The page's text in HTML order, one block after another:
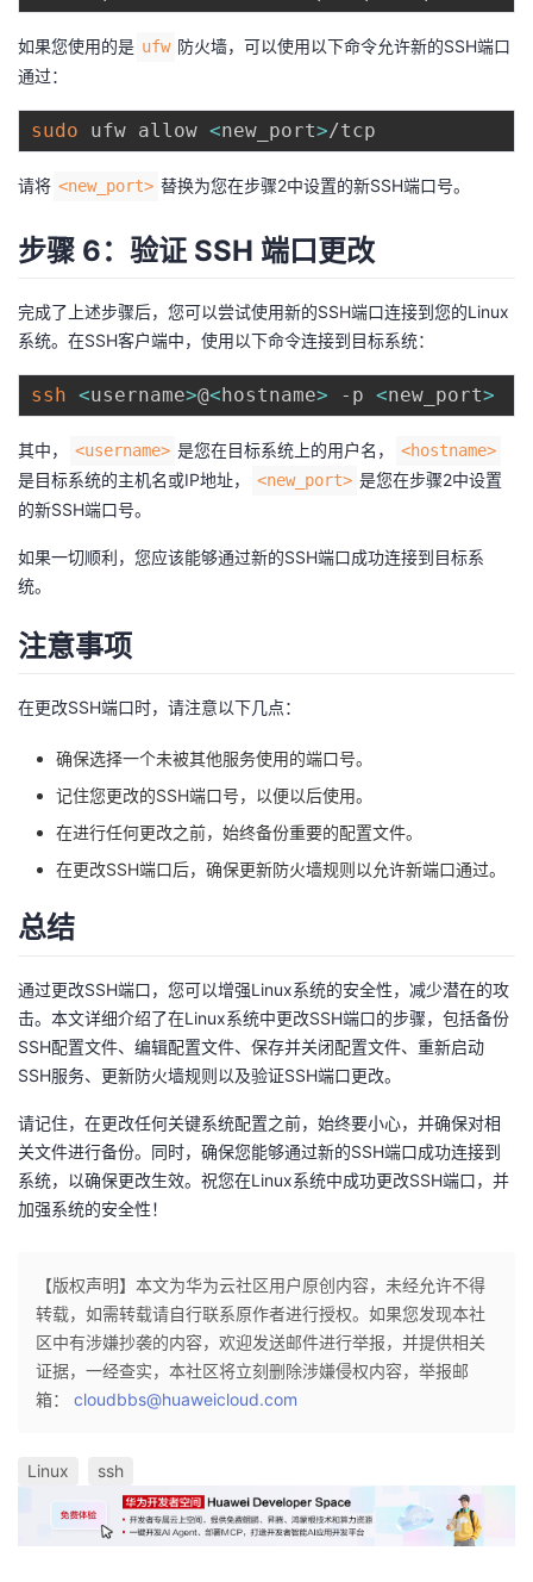
如果您使用的是 ufw 防火墙，可以使用以下命令允许新的SSH端口
通过：
sudo ufw allow <new_port>
请将 <new_port> 替换为您在步骤2中设置的新SSH端口号。
步骤 6：验证 SSH 端口更改
完成了上述步骤后，您可以尝试使用新的SSH端口连接到您的Linux
系统。在SSH客户端中，使用以下命令连接到目标系统：
ssh <username>@<hostname> -p <new_port>
其中， <username> 是您在目标系统上的用户名， <hostname>
是目标系统的主机名或IP地址， <new_port> 是您在步骤2中设置
的新SSH端口号。
如果一切顺利，您应该能够通过新的SSH端口成功连接到目标系
统。
注意事项
在更改SSH端口时，请注意以下几点：
确保选择一个未被其他服务使用的端口号。
记住您更改的SSH端口号，以便以后使用。
在进行任何更改之前，始终备份重要的配置文件。
在更改SSH端口后，确保更新防火墙规则以允许新端口通过。
总结
通过更改SSH端口，您可以增强Linux系统的安全性，减少潜在的攻
击。本文详细介绍了在Linux系统中更改SSH端口的步骤，包括备份
SSH配置文件、编辑配置文件、保存并关闭配置文件、重新启动
SSH服务、更新防火墙规则以及验证SSH端口更改。
请记住，在更改任何关键系统配置之前，始终要小心，并确保对相
关文件进行备份。同时，确保您能够通过新的SSH端口成功连接到
系统，以确保更改生效。祝您在Linux系统中成功更改SSH端口，并
加强系统的安全性！
【版权声明】本文为华为云社区用户原创内容，未经允许不得
转载，如需转载请自行联系原作者进行授权。如果您发现本社
区中有涉嫌抄袭的内容，欢迎发送邮件进行举报，并提供相关
证据，一经查实，本社区将立刻删除涉嫌侵权内容，举报邮
箱： cloudbbs@huaweicloud.com
Linux ssh